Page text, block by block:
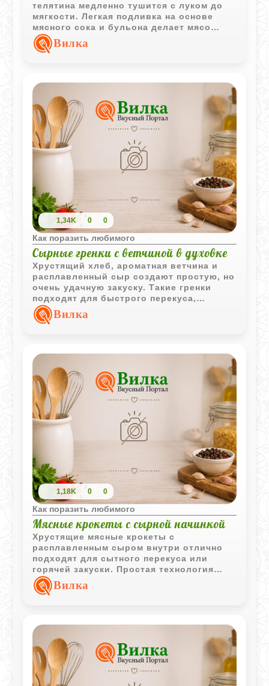
телятина медленно тушится с луком до
мягкости. Легкая подливка на основе
мясного сока и бульона делает мясо
особенно сочным и хорошо сочетается с
различными гарнирами.
Вилка
1,34K 0 0
Как поразить любимого
Сырные гренки с ветчиной в духовке
Хрустящий хлеб, ароматная ветчина и
расплавленный сыр создают простую, но
очень удачную закуску. Такие гренки
подходят для быстрого перекуса,
завтрака или дополнения к горячим
напиткам.
Вилка
1,18K 0 0
Как поразить любимого
Мясные крокеты с сырной начинкой
Хрустящие мясные крокеты с
расплавленным сыром внутри отлично
подходят для сытного перекуса или
горячей закуски. Простая технология
приготовления позволяет получить
аппетитную корочку и сочную начинку.
Вилка